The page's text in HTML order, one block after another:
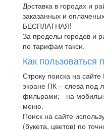
Доставка в городах и
заказанных и
БЕСПЛАТНАЯ!
За пределы городов и
по тарифам такси.
Как пользоваться
Строку поиска на
экране ПК – слева под
фильрами; - на
меню.
Поиск на сайте
(букета, цветов) по